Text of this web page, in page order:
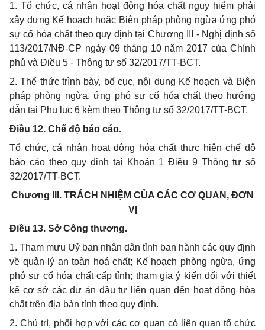
1. Tổ chức, cá nhân hoạt động hóa chất nguy hiểm phải
xây dựng Kế hoạch hoặc Biện pháp phòng ngừa ứng phó
sự cố hóa chất theo quy định tại Chương III - Nghị định số
113/2017/NĐ-CP ngày 09 tháng 10 năm 2017 của Chính
phủ và Điều 5 - Thông tư số 32/2017/TT-BCT.
2. Thể thức trình bày, bố cục, nội dung Kế hoạch và Biện
pháp phòng ngừa, ứng phó sự cố hóa chất theo hướng
dẫn tại Phụ lục 6 kèm theo Thông tư số 32/2017/TT-BCT.
Điều 12. Chế độ báo cáo.
Tổ chức, cá nhân hoạt động hóa chất thực hiện chế độ
báo cáo theo quy định tại Khoản 1 Điều 9 Thông tư số
32/2017/TT-BCT.
Chương III. TRÁCH NHIỆM CỦA CÁC CƠ QUAN, ĐƠN
VỊ
Điều 13. Sở Công thương.
1. Tham mưu Uỷ ban nhân dân tỉnh ban hành các quy định
về quản lý an toàn hoá chất; Kế hoạch phòng ngừa, ứng
phó sự cố hóa chất cấp tỉnh; tham gia ý kiến đối với thiết
kế cơ sở các dự án đầu tư liên quan đến hoạt động hóa
chất trên địa bàn tỉnh theo quy định.
2. Chủ trì, phối hợp với các cơ quan có liên quan tổ chức